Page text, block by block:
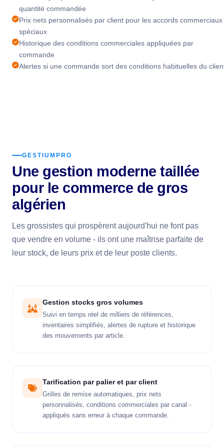
quantité commandée
Prix nets personnalisés par client pour les accords commerciaux
spéciaux
Historique des conditions commerciales appliquées par
commande
Alertes si une commande sort des conditions habituelles du
GESTIUMPRO
Une gestion moderne taillée
pour le commerce de gros
algérien
Les grossistes qui prospèrent aujourd'hui ne font pas
que vendre en volume - ils ont une maîtrise parfaite de
leur stock, de leurs prix et de leur poste clients.
Gestion stocks gros volumes
Suivi en temps réel de milliers de références,
inventaires simplifiés, alertes de rupture et historique
des mouvements par article.
Tarification par palier et par client
Grilles de remise automatiques, prix nets
personnalisés, conditions commerciales par canal -
appliqués sans erreur à chaque commande.